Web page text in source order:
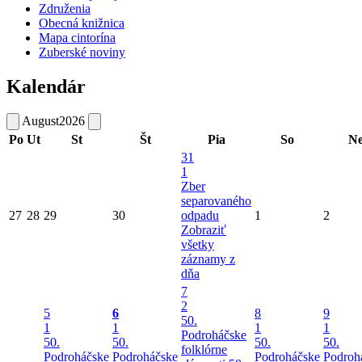
Združenia
Obecná knižnica
Mapa cintorína
Zuberské noviny
Kalendár
August2026
Po Ut St Št Pia So
27 28 29 30
31
1
Zber
separovaného
odpadu
Zobraziť
všetky
záznamy z
dňa
1 2
5
1
50.
Podroháčske
6
1
50.
Podroháčske
7
2
50.
Podroháčske
folklórne
8
1
50.
Podroháčske
9
1
50.